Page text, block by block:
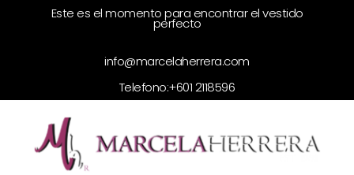
Este es el momento para encontrar el vestido
perfecto
info@marcelaherrera.com
Telefono:+601 2118596